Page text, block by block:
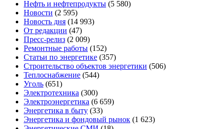
Нефть и нефтепродукты (5 580)
Новости (2 595)
Новость дня (14 993)
От редакции (47)
Пресс-релиз (2 009)
Ремонтные работы (152)
Статьи по энергетике (357)
Строительство объектов энергетики (506)
Теплоснабжение (544)
Уголь (651)
Электротехника (300)
Электроэнергетика (6 659)
Энергетика в быту (33)
Энергетика и фондовый рынок (1 623)